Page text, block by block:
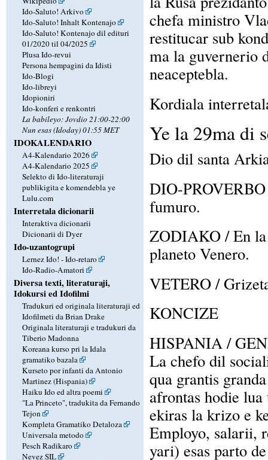
Ido-Saluto! Arkivo
Ido-Saluto! Inhalt Kontenajo
Ido-Saluto! Kontenajo dil edituri
01/2020 til 04/2025
Plusa Ido-revui
Persona hempagini da Idisti
Ido-Blogi
Ido-libreyi
Idopioniri
Ido-konferi e renkontri
La babileyo: Jovdio 21:00-22:00
Nun esas (Idoday) 01:55 MET
IDOKALENDARIO
A4-Kalendario 2026
A4-Kalendario 2025
Selekto di Ido-literaturaji
publikigita e komendebla ye
Lulu.com
Interretala dicionarii
Interaktiva dicionarii
Dicionarii di Dyer
Ido-uzantogrupi
Lernez Ido! - Ido-retaro
Ido-Radio-Amatori
Diversa texti, literaturaji,
Idokursi ed Idofilmi
Tradukuri ed originala literaturaji ed
Idofilmeti da Brian Drake
Originala literaturaji e tradukuri da
Tiberio Madonna
Koreana kurso pri la Idala
gramatiko bazala
Kurseto por infanti da Antonio
Martinez (Hispania)
Haiku Ido ed altra poemi
"La Princeto", tradukita da Fernando
Tejon
Kompleta Gramatiko Detaloza
Universala metodo
Pesch Radikaro
Nevez SIL
chefa ministro
restitucar sub
ma la guvernerio
neaceptebla.
Kordiala
Ye la 29ma di
Dio dil santa
DIO-
fumuro.
ZODIAKO / En la
planeto Venero.
VETERO /
KONCIZE
HISPANIA /
La chefo dil
qua grantis
afrontas hodie
ekiras la krizo e
Employo, salarii,
yari) esas parto